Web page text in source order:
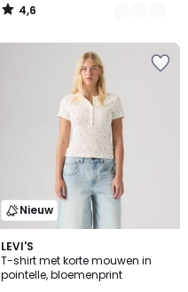
4,6
/
Nieuw
LEVI'S
T-shirt met korte mouwen in
pointelle, bloemenprint